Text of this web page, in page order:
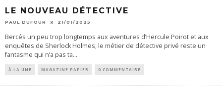
LE NOUVEAU DÉTECTIVE
PAUL DUFOUR 21/01/2025
Bercés un peu trop longtemps aux aventures d’Hercule Poirot et aux
enquêtes de Sherlock Holmes, le métier de détective privé reste un
fantasme qui n’a pas ta...
À LA UNE MAGAZINE PAPIER 0 COMMENTAIRE